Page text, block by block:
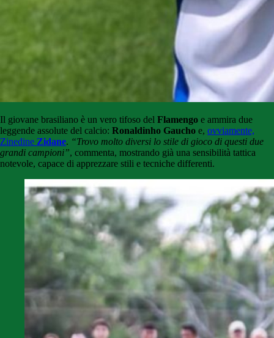
Il giovane brasiliano è un vero tifoso del Flamengo e ammira due
leggende assolute del calcio: Ronaldinho Gaucho e, ovviamente,
Zinedine Zidane. “Trovo molto diversi lo stile di gioco di questi due
grandi campioni”, commenta, mostrando già una sensibilità tattica
notevole, capace di apprezzare stili e tecniche differenti.